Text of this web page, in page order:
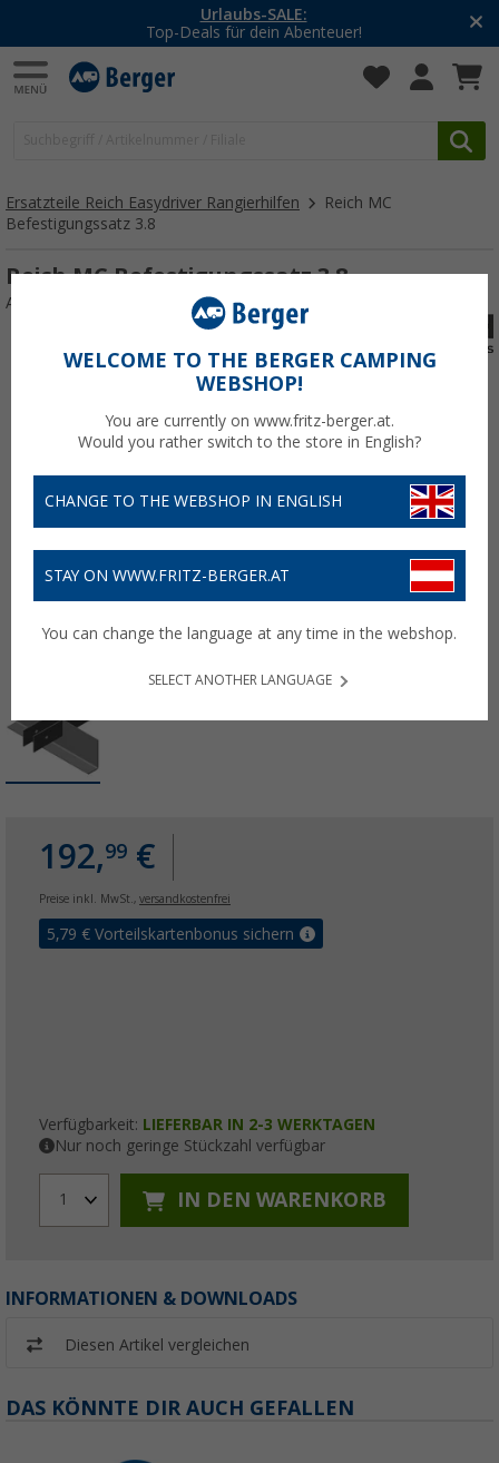
Urlaubs-SALE:
Top-Deals für dein Abenteuer!
Ersatzteile Reich Easydriver Rangierhilfen
Reich MC
Befestigungssatz 3.8
Reich MC Befestigungssatz 3.8
Art.-Nr.: 112063
192,99 €
Preise inkl. MwSt., versandkostenfrei
5,79 € Vorteilskartenbonus sichern
Verfügbarkeit: LIEFERBAR IN 2-3 WERKTAGEN
Nur noch geringe Stückzahl verfügbar
1 IN DEN WARENKORB
INFORMATIONEN & DOWNLOADS
Diesen Artikel vergleichen
DAS KÖNNTE DIR AUCH GEFALLEN
WELCOME TO THE BERGER CAMPING
WEBSHOP!
You are currently on www.fritz-berger.at.
Would you rather switch to the store in English?
CHANGE TO THE WEBSHOP IN ENGLISH
STAY ON WWW.FRITZ-BERGER.AT
You can change the language at any time in the webshop.
SELECT ANOTHER LANGUAGE